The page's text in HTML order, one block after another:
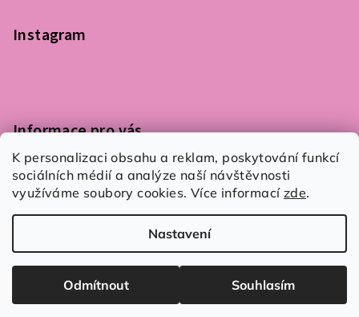
K personalizaci obsahu a reklam, poskytování funkcí
sociálních médií a analýze naší návštěvnosti
využíváme soubory cookies. Více informací zde.
Nastavení
Odmítnout Souhlasím
Instagram
Informace pro vás
Podmínky ochrany osobních údajů
Obchodní podmínky
Upravit nastavení cookies
Vytvořil Shoptet